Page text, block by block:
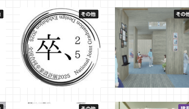
2026 において菖蒲田有希さ
ん（吉原研究室）が全国
100選に入選しました。
2026年3月18日
菖蒲田有希さん（吉原研究
室）が本田昌昭賞を受賞し
ました。
2026年3月18日 管理者
２５」において、全国50選
2025年2月22日 管理者